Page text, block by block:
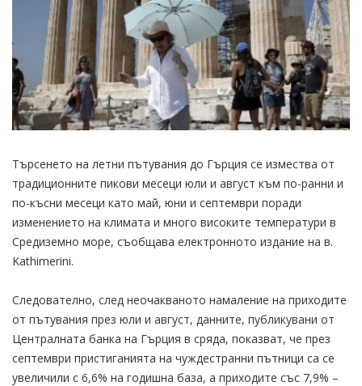
Търсенето на летни пътувания до Гърция се измества от
традиционните пикови месеци юли и август към по-ранни и
по-късни месеци като май, юни и септември поради
изменението на климата и много високите температури в
Средиземно море, съобщава електронното издание на в.
Kathimerini.
Следователно, след неочакваното намаление на приходите
от пътувания през юли и август, данните, публикувани от
Централната банка на Гърция в сряда, показват, че през
септември пристиганията на чуждестранни пътници са се
увеличили с 6,6% на годишна база, а приходите със 7,9% –